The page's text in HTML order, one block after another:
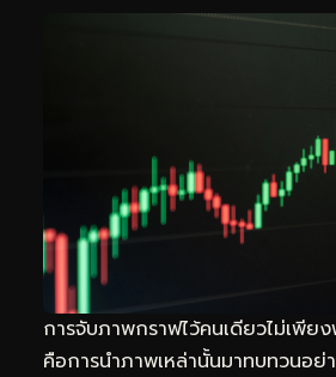
การจับภาพกราฟไว้คนเดียวไม่เพี
คือการนำภาพเหล่านั้นมาทบทวนอย่